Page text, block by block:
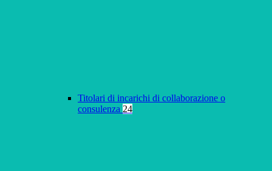
Titolari di incarichi di collaborazione o
consulenza 24